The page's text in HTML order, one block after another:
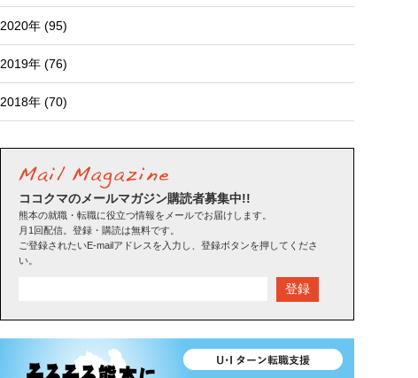
2020年 (95)
2019年 (76)
2018年 (70)
ココクマのメールマガジン購読者募集中!!
熊本の就職・転職に役立つ情報をメールでお届けします。
月1回配信。登録・購読は無料です。
ご登録されたいE-mailアドレスを入力し、登録ボタンを押してくださ
い。
登録